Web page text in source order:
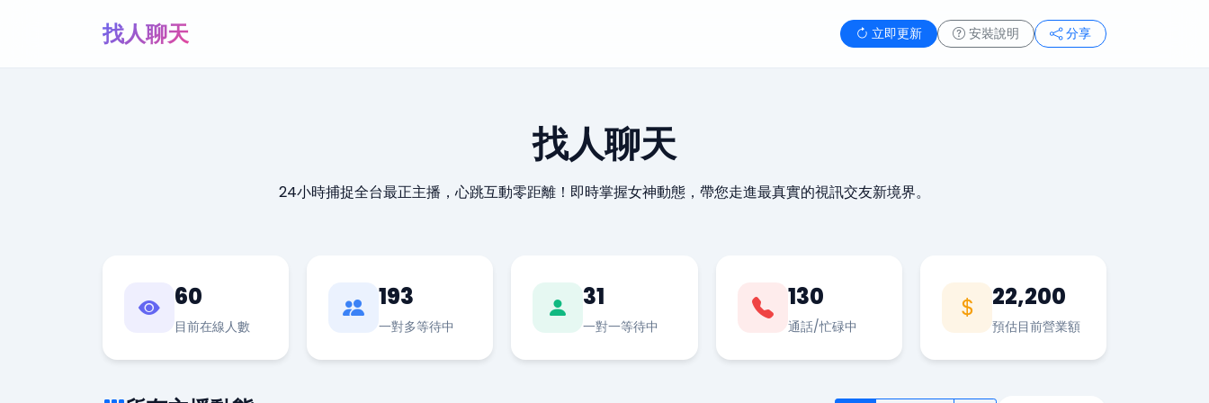
找人聊天 立即更新 安裝說明 分享
找人聊天
24小時捕捉全台最正主播，心跳互動零距離！即時掌握女神動態，帶您走進最真實的視訊交友新境界。
60
目前在線人數
193
一對多等待中
31
一對一等待中
130
通話/忙碌中
22,200
預估目前營業額